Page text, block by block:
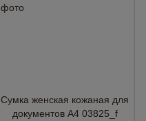
Сумка женская кожаная для
документов А4 03825_f